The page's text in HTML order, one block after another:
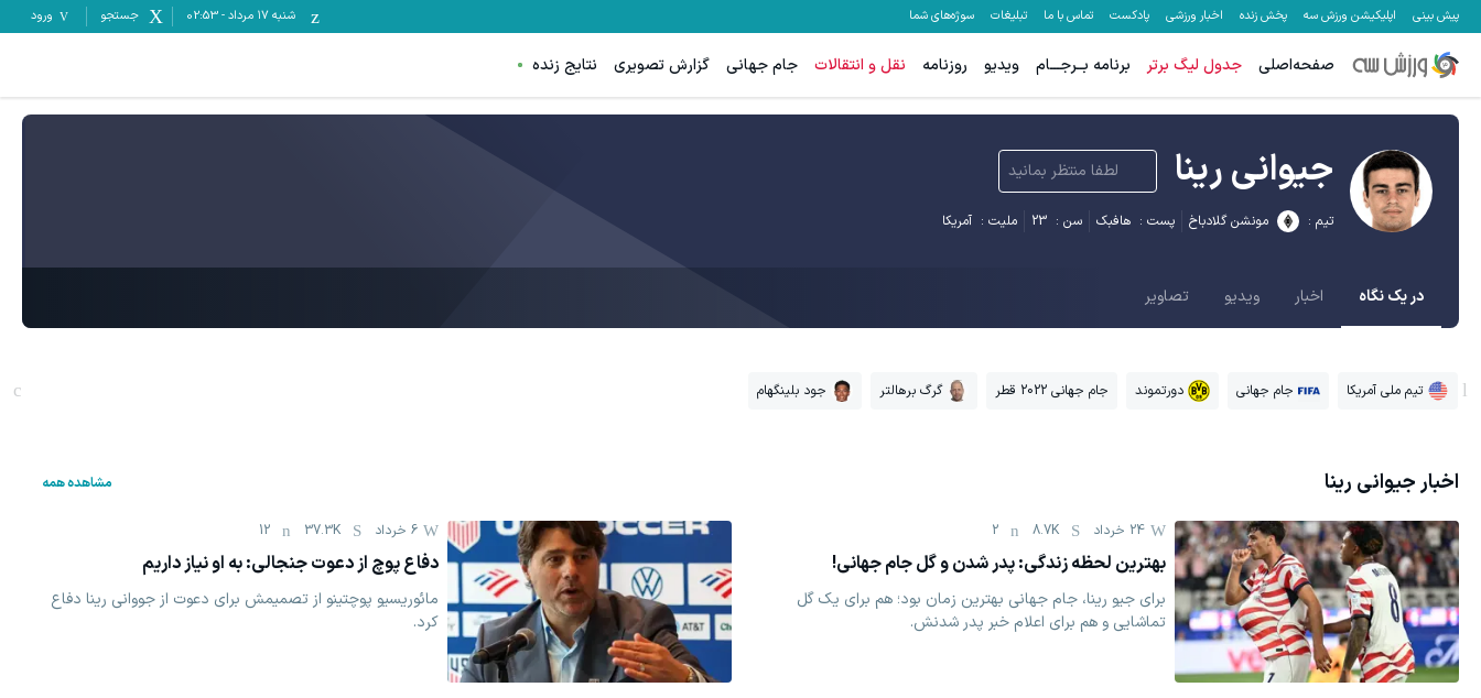
پیش بینی اپلیکیشن ورزش سه پخش زنده اخبار ورزشی پادکست تماس با ما تبلیغات سوژه‌های شما شنبه ۱۷ مرداد -
02:53 جستجو ورود
صفحه‌اصلی جدول لیگ برتر برنامه بــرجـــام ویدیو روزنامه نقل و انتقالات جام جهانی گزارش تصویری نتایج زنده
جیوانی رینا لطفا منتظر بمانید
تیم : مونشن گلادباخ پست : هافبک سن : 23 ملیت : آمریکا
در یک نگاه اخبار ویدیو تصاویر
تیم ملی آمریکا جام جهانی دورتموند جام جهانی 2022 قطر گرگ برهالتر جود بلینگهام
اخبارجیوانی رینا مشاهده همه
24 خرداد 8.7K
2
بهترین لحظه زندگی: پدر شدن و گل جام جهانی!
برای جیو رینا، جام جهانی بهترین زمان بود؛ هم برای یک گل
تماشایی و هم برای اعلام خبر پدر شدنش.
6 خرداد 37.3K
12
دفاع پوچ از دعوت جنجالی: به او نیاز داریم
مائوریسیو پوچتینو از تصمیمش برای دعوت از جووانی رینا دفاع
کرد.